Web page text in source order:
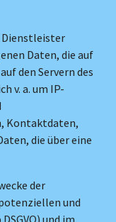
Dienstleister
Daten, die auf
den Servern des
v. a. um IP-
Kontaktdaten,
die über eine
der
und
und im